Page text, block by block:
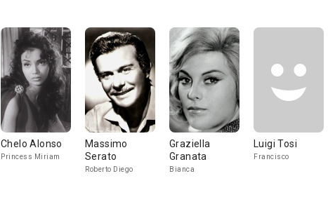
Chelo Alonso
Princess Miriam
Massimo
Serato
Roberto Diego
Graziella
Granata
Bianca
Luigi Tosi
Francisco